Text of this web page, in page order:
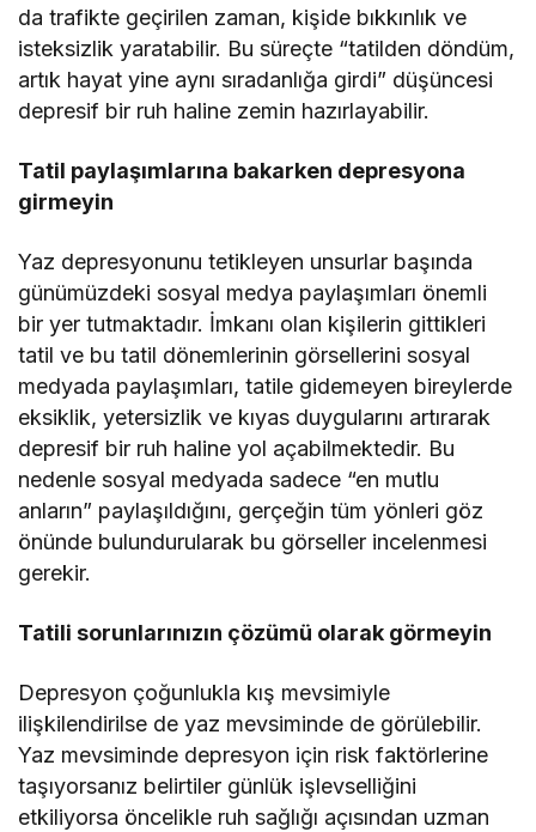
da trafikte geçirilen zaman, kişide bıkkınlık ve
isteksizlik yaratabilir. Bu süreçte “tatilden döndüm,
artık hayat yine aynı sıradanlığa girdi” düşüncesi
depresif bir ruh haline zemin hazırlayabilir.
Tatil paylaşımlarına bakarken depresyona
girmeyin
Yaz depresyonunu tetikleyen unsurlar başında
günümüzdeki sosyal medya paylaşımları önemli
bir yer tutmaktadır. İmkanı olan kişilerin gittikleri
tatil ve bu tatil dönemlerinin görsellerini sosyal
medyada paylaşımları, tatile gidemeyen bireylerde
eksiklik, yetersizlik ve kıyas duygularını artırarak
depresif bir ruh haline yol açabilmektedir. Bu
nedenle sosyal medyada sadece “en mutlu
anların” paylaşıldığını, gerçeğin tüm yönleri göz
önünde bulundurularak bu görseller incelenmesi
gerekir.
Tatili sorunlarınızın çözümü olarak görmeyin
Depresyon çoğunlukla kış mevsimiyle
ilişkilendirilse de yaz mevsiminde de görülebilir.
Yaz mevsiminde depresyon için risk faktörlerine
taşıyorsanız belirtiler günlük işlevselliğini
etkiliyorsa öncelikle ruh sağlığı açısından uzman